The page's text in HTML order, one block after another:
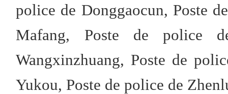
police de Donggaocun, Poste
Mafang, Poste de police
Wangxinzhuang, Poste de
Yukou, Poste de police de